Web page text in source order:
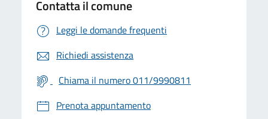
Contatta il comune
Leggi le domande frequenti
Richiedi assistenza
Chiama il numero 011/9990811
Prenota appuntamento